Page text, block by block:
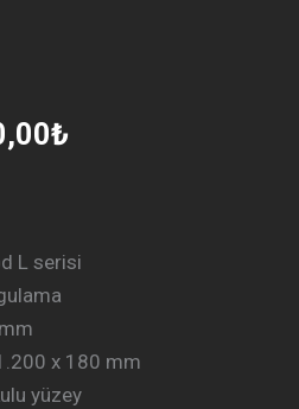
₺
L serisi
x 180 mm
yüzey